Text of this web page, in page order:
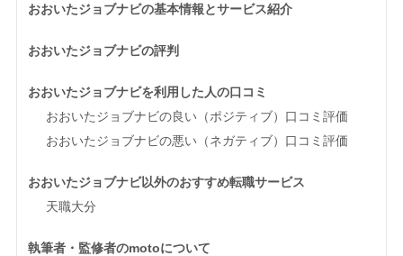
おおいたジョブナビの基本情報とサービス紹介
おおいたジョブナビの評判
おおいたジョブナビを利用した人の口コミ
おおいたジョブナビの良い（ポジティブ）口コミ評価
おおいたジョブナビの悪い（ネガティブ）口コミ評価
おおいたジョブナビ以外のおすすめ転職サービス
天職大分
執筆者・監修者のmotoについて